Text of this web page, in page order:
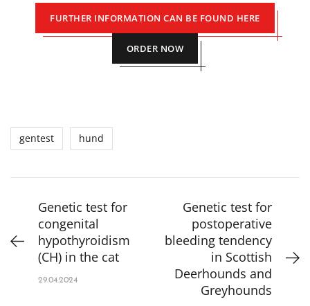
FURTHER INFORMATION CAN BE FOUND HERE
ORDER NOW
gentest hund
Genetic test for
congenital
hypothyroidism
(CH) in the cat
29.04.2024
Genetic test for
postoperative
bleeding tendency
in Scottish
Deerhounds and
Greyhounds